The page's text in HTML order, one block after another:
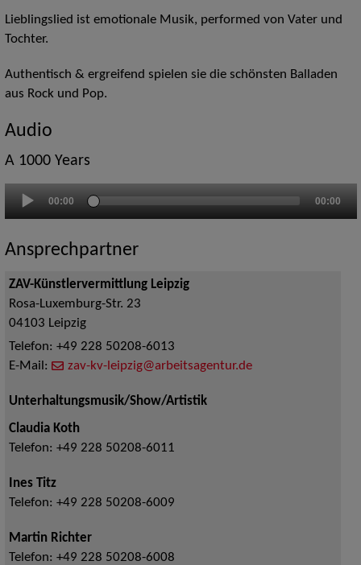
Lieblingslied ist emotionale Musik, performed von Vater und
Tochter.
Authentisch & ergreifend spielen sie die schönsten Balladen
aus Rock und Pop.
Audio
A 1000 Years
Player
00:00 00:00
Ansprechpartner
ZAV-Künstlervermittlung Leipzig
Rosa-Luxemburg-Str. 23
04103 Leipzig
Telefon: +49 228 50208-6013
E-Mail:
zav-kv-leipzig@arbeitsagentur.de
Unterhaltungsmusik/Show/Artistik
Claudia Koth
Telefon: +49 228 50208-6011
Ines Titz
Telefon: +49 228 50208-6009
Martin Richter
Telefon: +49 228 50208-6008